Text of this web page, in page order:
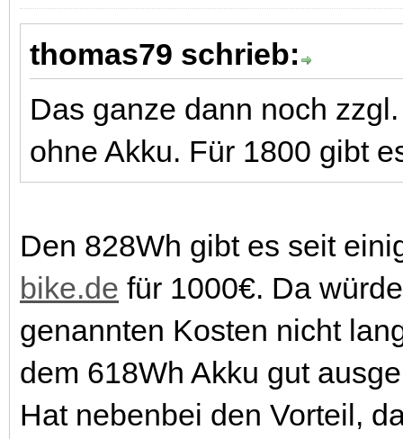
thomas79 schrieb:
Das ganze dann noch
ohne Akku. Für 1800 gibt
Den 828Wh gibt es seit
bike.de für 1000€. Da
genannten Kosten nicht
dem 618Wh Akku gut
Hat nebenbei den Vorteil,